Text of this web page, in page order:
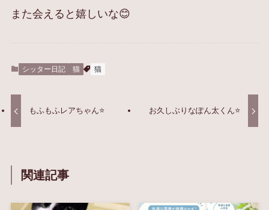
また会えると嬉しいな😊
シッター日記 猫 猫
もふもふレアちゃん⭐️ お久しぶりなぽん太くん⭐️
関連記事